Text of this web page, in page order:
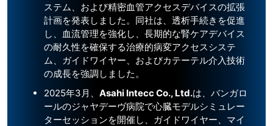
ステム、および精密血管アクセスデバイスの拡張
計画を発表しました。同社は、透析手続きを促進
し、血流管理を強化し、長期的な腎ケアデバイス
の耐久性を確保する治療的病変アクセスシステ
ム、ガイドワイヤー、およびカテーテル介入技術
の成長を強調しました。
2025年3月、 Asahi Intecc Co., Ltd.は、バンガロ
ールのジャヤデーヴ病院で心臓モデルシミュレー
ターセッションを開催し、ガイドワイヤー、マイ